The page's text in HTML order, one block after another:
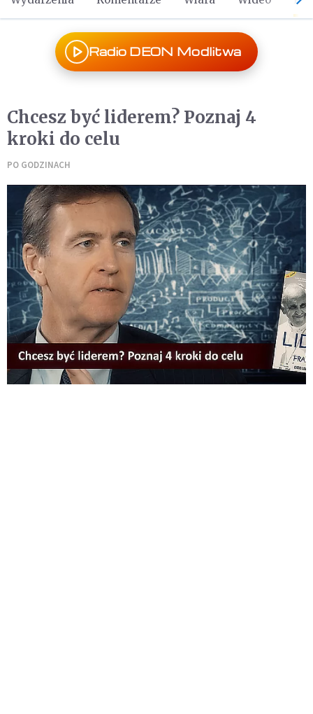
Radio DEON Modlitwa
Chcesz być liderem? Poznaj 4
kroki do celu
PO GODZINACH